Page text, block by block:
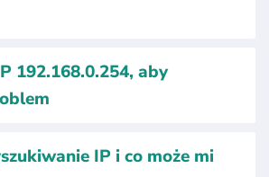
192.168.0.254, aby
IP i co może mi